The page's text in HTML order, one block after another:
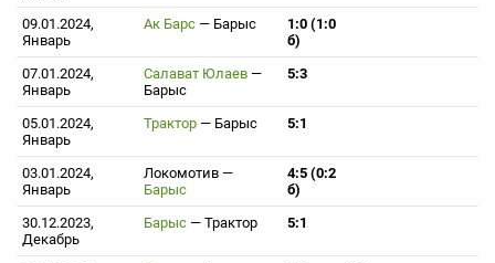
09.01.2024,
Январь
Ак Барс — Барыс
1:0 (1:0
б)
07.01.2024,
Январь
Салават Юлаев —
Барыс
5:3
05.01.2024,
Январь
Трактор — Барыс 5:1
03.01.2024,
Январь
Локомотив —
Барыс
4:5 (0:2
б)
30.12.2023,
Декабрь
Барыс — Трактор 5:1